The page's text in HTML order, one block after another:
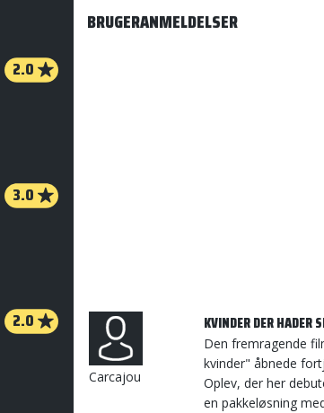
2.0
3.0
2.0
BRUGERANMELDELSER
Carcajou
KVINDER DER HADER
Den fremragende
kvinder" åbnede
Oplev, der her
en pakkeløsning